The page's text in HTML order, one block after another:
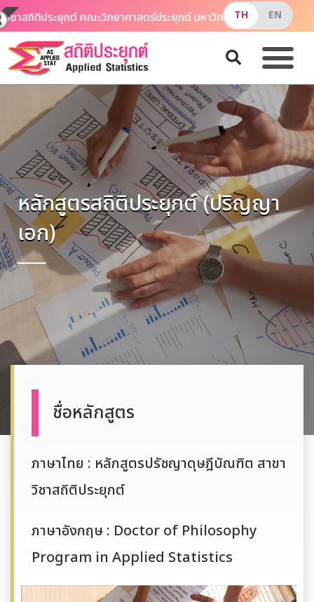
สถิติประยุกต์ คณะวิทยาศาสตร์ประยุกต์ มหาวิทยาลัยเทคโนโลยีพระจอ
หลักสูตรสถิติประยุกต์ (ปริญญา
เอก)
ชื่อหลักสูตร
ภาษาไทย : หลักสูตรปรัชญาดุษฎีบัณฑิต สาขา
วิชาสถิติประยุกต์
ภาษาอังกฤษ : Doctor of Philosophy
Program in Applied Statistics